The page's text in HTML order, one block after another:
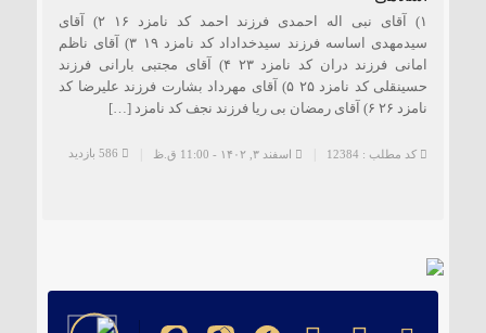
کشف ۱۰ هزار لیتر گازوئیل قاچاق در
داراب
۞
یک فوتی بر اثر ریزش آوار در معدن منگنز
داراب
۞
کشف سلاح جنگی و تلفن ماهواره ای از این
۱) آقای نبی اله احمدی فرزند احمد کد نامزد ۱۶ ۲) آقای
سیدمهدی اساسه فرزند سیدخداداد کد نامزد ۱۹ ۳) آقای ناظم
امانی فرزند دران کد نامزد ۲۳ ۴) آقای مجتبی بارانی فرزند
حسینقلی کد نامزد ۲۵ ۵) آقای مهرداد بشارت فرزند علیرضا کد
نامزد ۲۶ ۶) آقای رمضان بی ریا فرزند نجف کد نامزد […]
کد مطلب : 12384 اسفند ۳, ۱۴۰۲ - 11:00 ق.ظ